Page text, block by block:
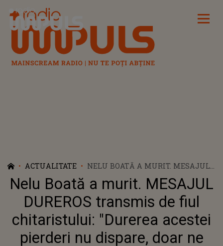
Radio Impuls
ACTUALITATE
NELU BOATĂ A MURIT. MESAJUL
DUREROS TRANSMIS DE FIUL
CHITARISTULUI: "DUREREA
ACESTEI PIERDERI NU DISPARE,
DOAR NE OBIŞNUIM SĂ TRĂIM
FĂRĂ PERSOANA DRAGĂ PE CARE
AVEA LOC ÎNMORMÂNTAREA
Nelu Boată a murit. MESAJUL
DUREROS transmis de fiul
chitaristului: "Durerea acestei
pierderi nu dispare, doar ne